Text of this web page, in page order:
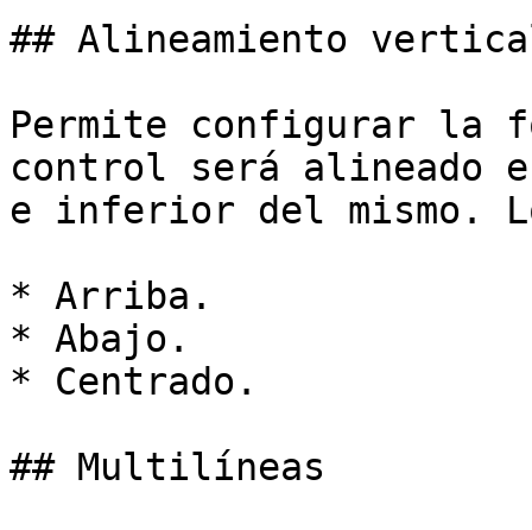
## Alineamiento
Permite configurar la
control será alineado
e inferior del mismo.
* Arriba.
* Abajo.
* Centrado.
## Multilíneas